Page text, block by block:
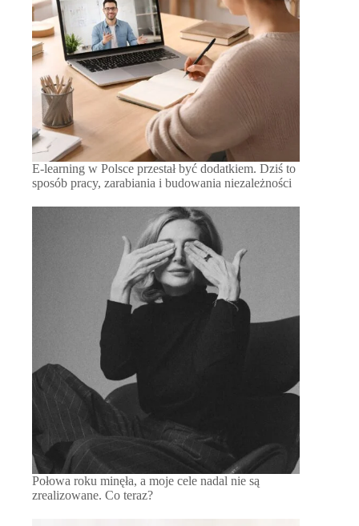
E-learning w Polsce przestał być dodatkiem. Dziś to
sposób pracy, zarabiania i budowania niezależności
Połowa roku minęła, a moje cele nadal nie są
zrealizowane. Co teraz?